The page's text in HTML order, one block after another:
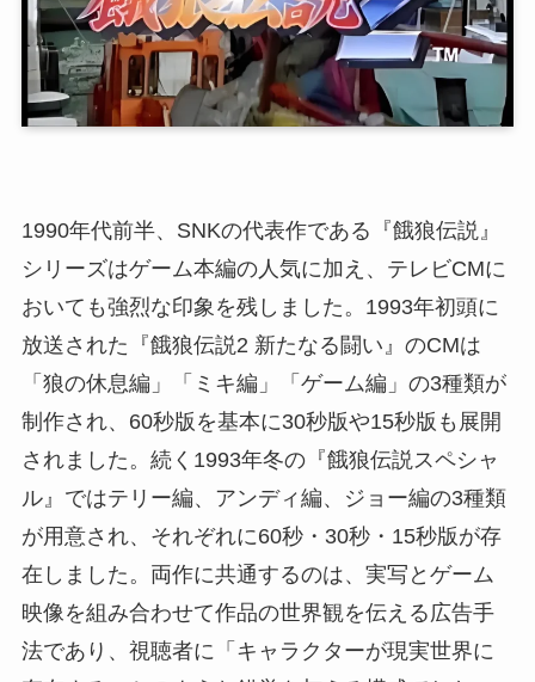
1990年代前半、SNKの代表作である『餓狼伝説』
シリーズはゲーム本編の人気に加え、テレビCMに
おいても強烈な印象を残しました。1993年初頭に
放送された『餓狼伝説2 新たなる闘い』のCMは
「狼の休息編」「ミキ編」「ゲーム編」の3種類が
制作され、60秒版を基本に30秒版や15秒版も展開
されました。続く1993年冬の『餓狼伝説スペシャ
ル』ではテリー編、アンディ編、ジョー編の3種類
が用意され、それぞれに60秒・30秒・15秒版が存
在しました。両作に共通するのは、実写とゲーム
映像を組み合わせて作品の世界観を伝える広告手
法であり、視聴者に「キャラクターが現実世界に